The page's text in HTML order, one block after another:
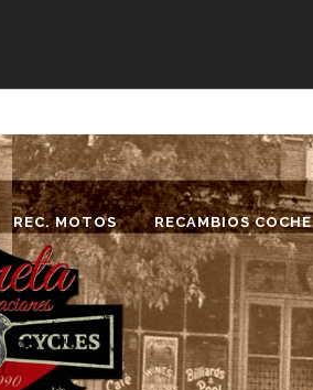
REC. MOTOS RECAMBIOS COCHE